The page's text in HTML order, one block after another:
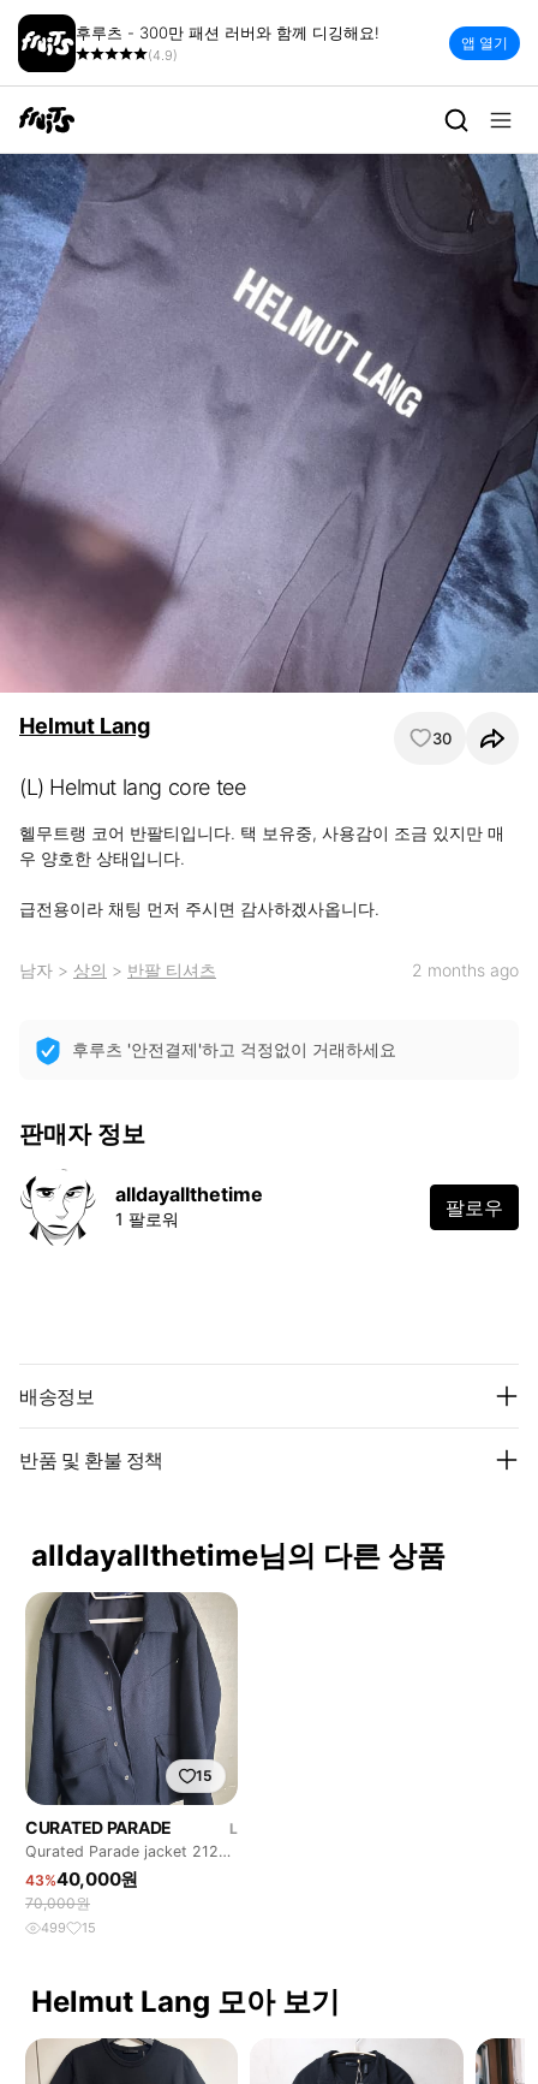
후루츠 - 300만 패션 러버와 함께 디깅해요!
(4.9)
앱 열기
Helmut Lang 30
(L) Helmut lang core tee
헬무트랭 코어 반팔티입니다. 택 보유중, 사용감이 조금 있지만 매
우 양호한 상태입니다.
급전용이라 채팅 먼저 주시면 감사하겠사옵니다.
남자 > 상의 > 반팔 티셔츠 2 months ago
후루츠 '안전결제'하고 걱정없이 거래하세요
판매자 정보
alldayallthetime
1 팔로워 팔로우
배송정보
반품 및 환불 정책
alldayallthetime님의 다른 상품
15
CURATED PARADE
L
Qurated Parade jacket 212
pw OW
43%40,000원
70,000원
499 15
Helmut Lang 모아 보기